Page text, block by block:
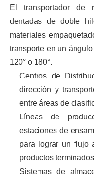
El transportador de
dentadas de doble
materiales
transporte en un ángulo
120° o 180°.
Centros de
dirección y
entre áreas de
Líneas de
estaciones de
para lograr un flujo
productos
Sistemas de